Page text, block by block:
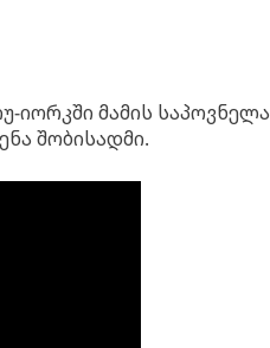
იორკში მამის
შობისადმი.